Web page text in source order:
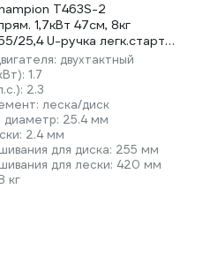
Т463S-2
1,7кВт 47см, 8кг
25,4 U-ручка легк.старт
двухтактный
1.7
2.3
леска/диск
диаметр: 25.4 мм
2.4 мм
для диска: 255 мм
для лески: 420 мм
кг